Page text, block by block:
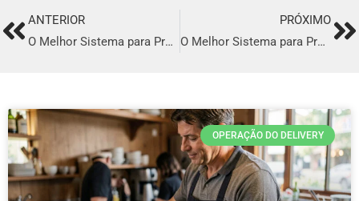
PrevANTERIOR
O Melhor Sistema para Profissionalizar o seu Delivery em Belford Roxo
PRÓXIMO
O Melhor Sistema para Profissionalizar o seu Delivery em São João de Meriti
OPERAÇÃO DO DELIVERY